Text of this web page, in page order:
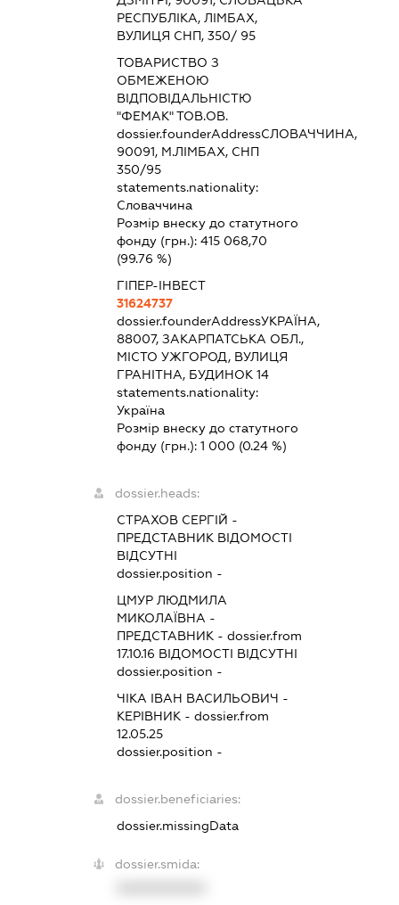
РЕСПУБЛІКА, ЛІМБАХ,
ВУЛИЦЯ СНП, 350/ 95
ТОВАРИСТВО З
ОБМЕЖЕНОЮ
ВІДПОВІДАЛЬНІСТЮ
"ФЕМАК" ТОВ.ОВ.
dossier.founderAddressСЛОВАЧЧИНА,
90091, М.ЛІМБАХ, СНП
350/95
statements.nationality:
Словаччина
Розмір внеску до статутного
фонду (грн.):415 068,70
(99.76 %)
ГІПЕР-ІНВЕСТ
31624737
dossier.founderAddressУКРАЇНА,
88007, ЗАКАРПАТСЬКА ОБЛ.,
МІСТО УЖГОРОД, ВУЛИЦЯ
ГРАНІТНА, БУДИНОК 14
statements.nationality:
Україна
Розмір внеску до статутного
фонду (грн.):1 000 (0.24 %)
dossier.heads:
СТРАХОВ СЕРГІЙ -
ПРЕДСТАВНИК ВІДОМОСТІ
ВІДСУТНІ
dossier.position -
ЦМУР ЛЮДМИЛА
МИКОЛАЇВНА -
ПРЕДСТАВНИК - dossier.from
17.10.16 ВІДОМОСТІ ВІДСУТНІ
dossier.position -
ЧІКА ІВАН ВАСИЛЬОВИЧ -
КЕРІВНИК - dossier.from
12.05.25
dossier.position -
dossier.beneficiaries:
dossier.missingData
dossier.smida: